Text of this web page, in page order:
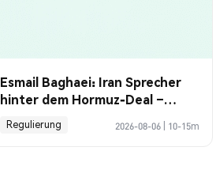
Esmail Baghaei: Iran Sprecher
hinter dem Hormuz-Deal –
Profile Guide
Regulierung 2026-08-06 10-15m